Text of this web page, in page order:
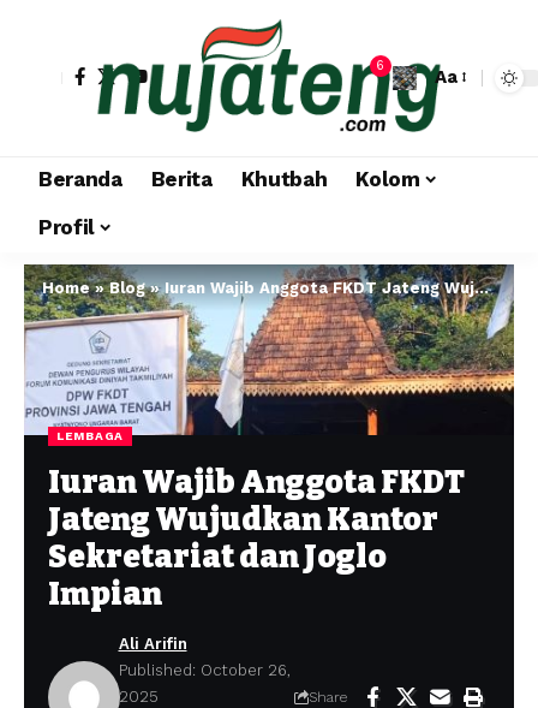
6
Aa
Beranda Berita Khutbah
Kolom
Profil
Home»Blog»Iuran Wajib Anggota FKDT Jateng Wujudkan Kantor Sekretariat dan Joglo Impian
LEMBAGA
Iuran Wajib Anggota FKDT
Jateng Wujudkan Kantor
Sekretariat dan Joglo
Impian
Ali Arifin
Published: October 26,
2025
Share